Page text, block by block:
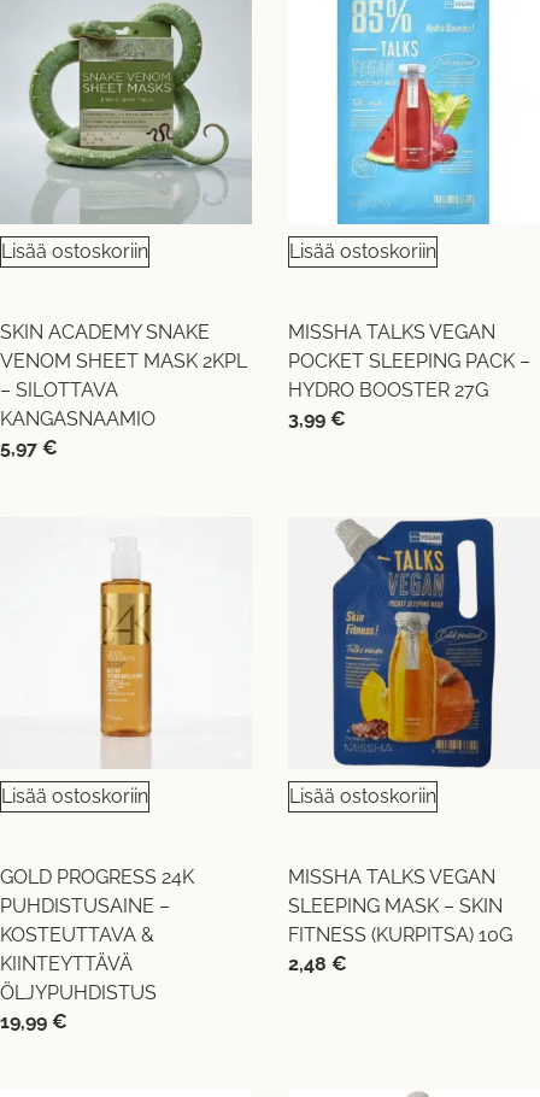
Lisää ostoskoriin
SKIN ACADEMY SNAKE
VENOM SHEET MASK 2KPL
– SILOTTAVA
KANGASNAAMIO
5,97 €
Lisää ostoskoriin
MISSHA TALKS VEGAN
POCKET SLEEPING PACK –
HYDRO BOOSTER 27G
3,99 €
Lisää ostoskoriin
GOLD PROGRESS 24K
PUHDISTUSAINE –
KOSTEUTTAVA &
KIINTEYTTÄVÄ
ÖLJYPUHDISTUS
19,99 €
Lisää ostoskoriin
MISSHA TALKS VEGAN
SLEEPING MASK – SKIN
FITNESS (KURPITSA) 10G
2,48 €